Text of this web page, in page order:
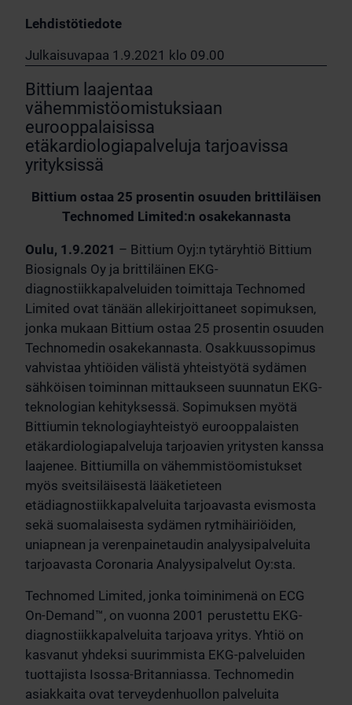
Lehdistötiedote
Julkaisuvapaa 1.9.2021 klo 09.00
Bittium laajentaa
vähemmistöomistuksiaan
eurooppalaisissa
etäkardiologiapalveluja tarjoavissa
yrityksissä
Bittium ostaa 25 prosentin osuuden brittiläisen
Technomed Limited:n osakekannasta
Oulu, 1.9.2021 – Bittium Oyj:n tytäryhtiö Bittium
Biosignals Oy ja brittiläinen EKG-
diagnostiikkapalveluiden toimittaja Technomed
Limited ovat tänään allekirjoittaneet sopimuksen,
jonka mukaan Bittium ostaa 25 prosentin osuuden
Technomedin osakekannasta. Osakkuussopimus
vahvistaa yhtiöiden välistä yhteistyötä sydämen
sähköisen toiminnan mittaukseen suunnatun EKG-
teknologian kehityksessä. Sopimuksen myötä
Bittiumin teknologiayhteistyö eurooppalaisten
etäkardiologiapalveluja tarjoavien yritysten kanssa
laajenee. Bittiumilla on vähemmistöomistukset
myös sveitsiläisestä lääketieteen
etädiagnostiikkapalveluita tarjoavasta evismosta
sekä suomalaisesta sydämen rytmihäiriöiden,
uniapnean ja verenpainetaudin analyysipalveluita
tarjoavasta Coronaria Analyysipalvelut Oy:sta.
Technomed Limited, jonka toiminimenä on ECG
On-Demand™, on vuonna 2001 perustettu EKG-
diagnostiikkapalveluita tarjoava yritys. Yhtiö on
kasvanut yhdeksi suurimmista EKG-palveluiden
tuottajista Isossa-Britanniassa. Technomedin
asiakkaita ovat terveydenhuollon palveluita